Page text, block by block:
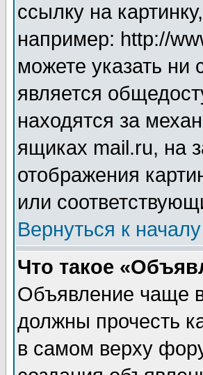
ссылку на
например: http://
можете указать ни
является
находятся за
ящиках mail.ru, на
отображения
или
Вернуться к началу
Что такое
Объявление чаще
должны прочесть
в самом верху